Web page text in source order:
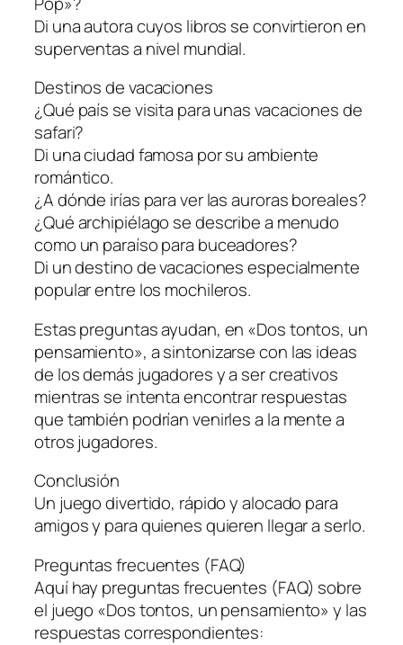
Di una autora cuyos libros se convirtieron en
superventas a nivel mundial.
Destinos de vacaciones
¿Qué país se visita para unas vacaciones de
safari?
Di una ciudad famosa por su ambiente
romántico.
¿A dónde irías para ver las auroras boreales?
¿Qué archipiélago se describe a menudo
como un paraíso para buceadores?
Di un destino de vacaciones especialmente
popular entre los mochileros.
Estas preguntas ayudan, en «Dos tontos, un
pensamiento», a sintonizarse con las ideas
de los demás jugadores y a ser creativos
mientras se intenta encontrar respuestas
que también podrían venirles a la mente a
otros jugadores.
Conclusión
Un juego divertido, rápido y alocado para
amigos y para quienes quieren llegar a serlo.
Preguntas frecuentes (FAQ)
Aquí hay preguntas frecuentes (FAQ) sobre
el juego «Dos tontos, un pensamiento» y las
respuestas correspondientes: